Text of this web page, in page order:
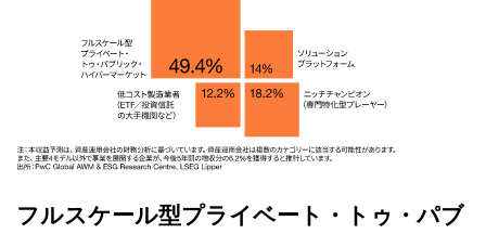
フルスケール型プライベート・トゥ・パブ